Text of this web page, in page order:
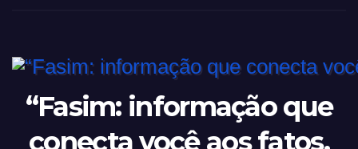
“Fasim: informação que
conecta você aos fatos,